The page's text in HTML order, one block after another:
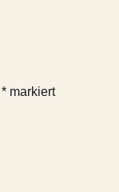
* markiert